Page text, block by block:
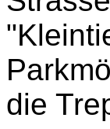
die